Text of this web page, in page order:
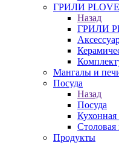
ГРИЛИ
Назад
ГРИЛИ
Мангалы и
Посуда
Назад
Посуда
Кухонная
Столовая
Продукты